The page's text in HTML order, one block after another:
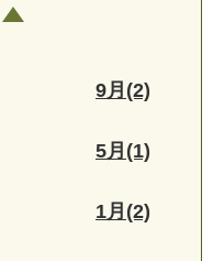
9月(2)
5月(1)
1月(2)